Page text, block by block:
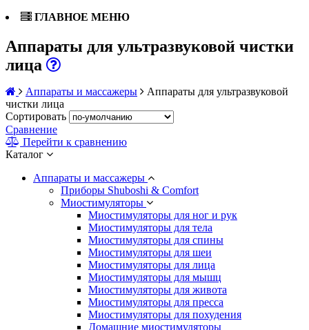
ГЛАВНОЕ МЕНЮ
Аппараты для ультразвуковой чистки
лица
Аппараты и массажеры
Аппараты для ультразвуковой
чистки лица
Сортировать
Сравнение
Перейти к сравнению
Каталог
Аппараты и массажеры
Приборы Shuboshi & Comfort
Миостимуляторы
Миостимуляторы для ног и рук
Миостимуляторы для тела
Миостимуляторы для спины
Миостимуляторы для шеи
Миостимуляторы для лица
Миостимуляторы для мышц
Миостимуляторы для живота
Миостимуляторы для пресса
Миостимуляторы для похудения
Домашние миостимуляторы